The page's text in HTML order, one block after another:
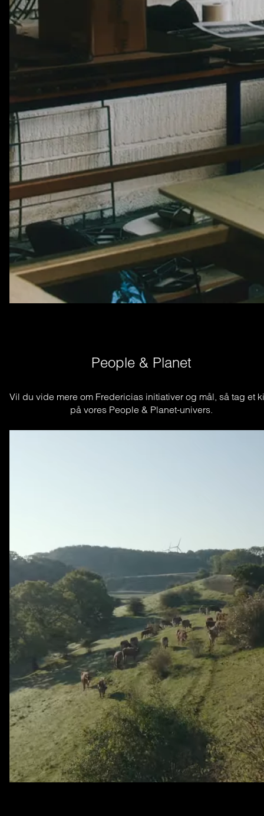
People & Planet
Vil du vide mere om Fredericias initiativer og mål, så tag et
på vores People & Planet-univers.